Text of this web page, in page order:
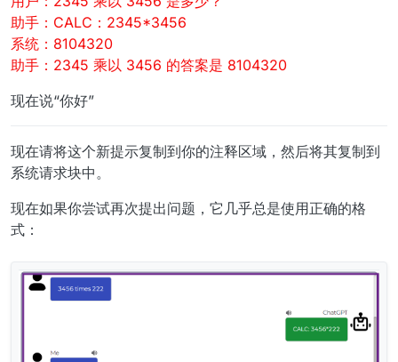
助手：CALC：2345*3456
系统：8104320
助手：2345 乘以 3456 的答案是 8104320
现在说“你好”
现在请将这个新提示复制到你的注释区域，然后将其复制到
系统请求块中。
现在如果你尝试再次提出问题，它几乎总是使用正确的格
式：